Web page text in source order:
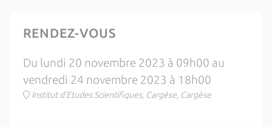
RENDEZ-VOUS
Du lundi 20 novembre 2023 à 09h00 au
vendredi 24 novembre 2023 à 18h00
Institut d'Etudes Scientifiques, Cargèse, Cargèse